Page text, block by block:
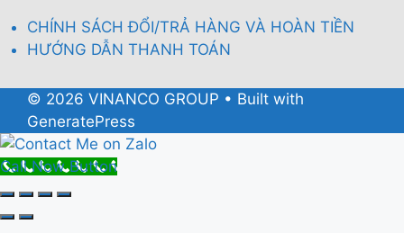
CHÍNH SÁCH ĐỔI/TRẢ HÀNG VÀ HOÀN TIỀN
HƯỚNG DẪN THANH TOÁN
© 2026 VINANCO GROUP • Built with
GeneratePress
Call Now Button